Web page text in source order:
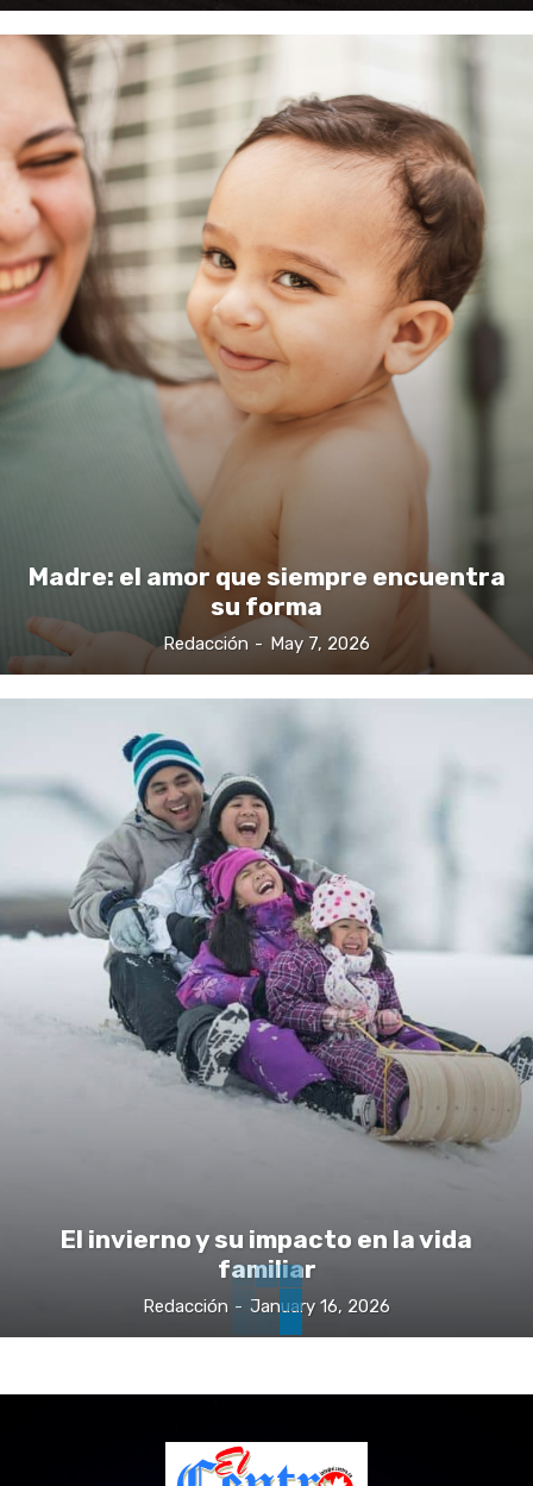
Madre: el amor que siempre encuentra
su forma
Redacción - May 7, 2026
El invierno y su impacto en la vida
familiar
Redacción - January 16, 2026